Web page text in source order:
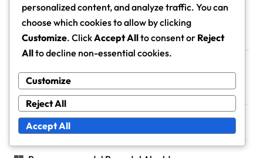
Categorías
Premios de la Pista del Evento
Reclamaciones Diarias y Semanales
personalized content, and analyze traffic. You can
choose which cookies to allow by clicking
Customize. ClickAccept Allto consent or Reject
Allto decline non-essential cookies.
Customize
Reject All
Accept All